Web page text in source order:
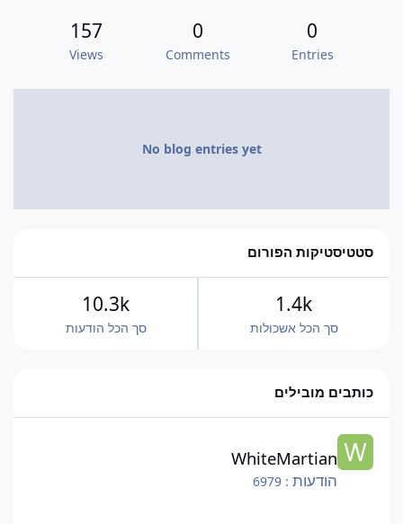
0
Entries
0
Comments
157
Views
No blog entries yet
סטטיסטיקות הפורום
סך הכל אשכולות
1.4k
סך הכל הודעות
10.3k
כותבים מובילים
WhiteMartian
הודעות : 6979